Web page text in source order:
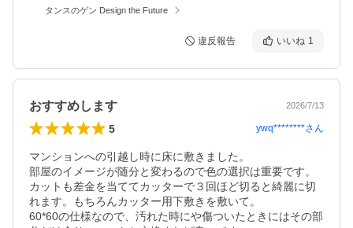
タンスのゲン Design the Future
違反報告 いいね 1
おすすめします 2026/7/13
5 ywq********さん
マンションへの引越し時に床に敷きました。
部屋のイメージが随分と変わるので色の選択は重要です。
カットも差金を当ててカッターで３回ほど切ると綺麗に切
れます。もちろんカッター用下敷きを敷いて。
60*60の仕様なので、汚れた時にや傷ついたときにはその部